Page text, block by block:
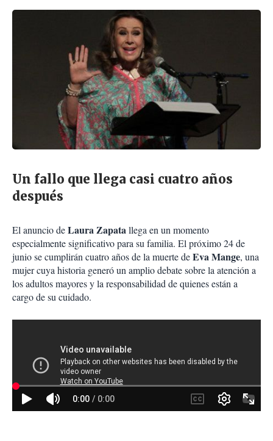
Un fallo que llega casi cuatro años
después
El anuncio deLaura Zapatallega en un momento
especialmente significativo para su familia. El próximo 24 de
junio se cumplirán cuatro años de la muerte deEva Mange, una
mujer cuya historia generó un amplio debate sobre la atención a
los adultos mayores y la responsabilidad de quienes están a
cargo de su cuidado.